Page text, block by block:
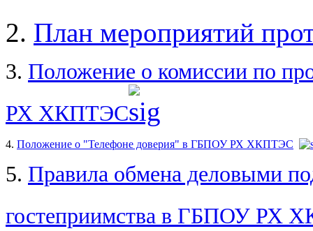
2. План мероприятий
3. Положение о комиссии по
РХ ХКПТЭС
4. Положение о "Телефоне доверия" в ГБПОУ РХ ХКПТЭС
5. Правила обмена деловыми
гостеприимства в ГБПОУ РХ